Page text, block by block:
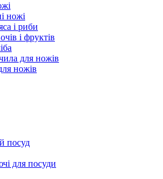
ножі
і риби
і фруктів
для ножів
ножів
посуд
для посуди